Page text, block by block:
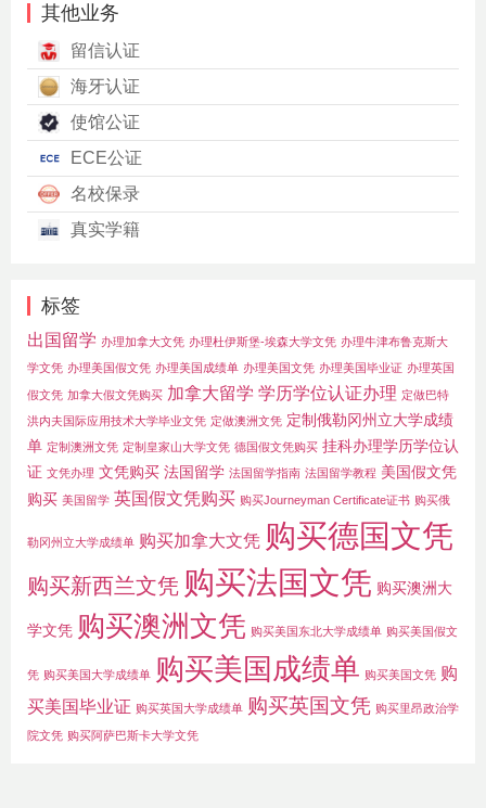
其他业务
留信认证
海牙认证
使馆公证
ECE公证
名校保录
真实学籍
标签
出国留学 办理加拿大文凭 办理杜伊斯堡-埃森大学文凭 办理牛津布鲁克斯大
学文凭 办理美国假文凭 办理美国成绩单 办理美国文凭 办理美国毕业证 办理英国
假文凭 加拿大假文凭购买 加拿大留学 学历学位认证办理 定做巴特
洪内夫国际应用技术大学毕业文凭 定做澳洲文凭 定制俄勒冈州立大学成绩
单 定制澳洲文凭 定制皇家山大学文凭 德国假文凭购买 挂科办理学历学位认
证 文凭办理 文凭购买 法国留学 法国留学指南 法国留学教程 美国假文凭
购买 美国留学 英国假文凭购买 购买Journeyman Certificate证书 购买俄
勒冈州立大学成绩单 购买加拿大文凭 购买德国文凭
购买新西兰文凭 购买法国文凭 购买澳洲大
学文凭 购买澳洲文凭 购买美国东北大学成绩单 购买美国假文
凭 购买美国大学成绩单 购买美国成绩单 购买美国文凭 购
买美国毕业证 购买英国大学成绩单 购买英国文凭 购买里昂政治学
院文凭 购买阿萨巴斯卡大学文凭